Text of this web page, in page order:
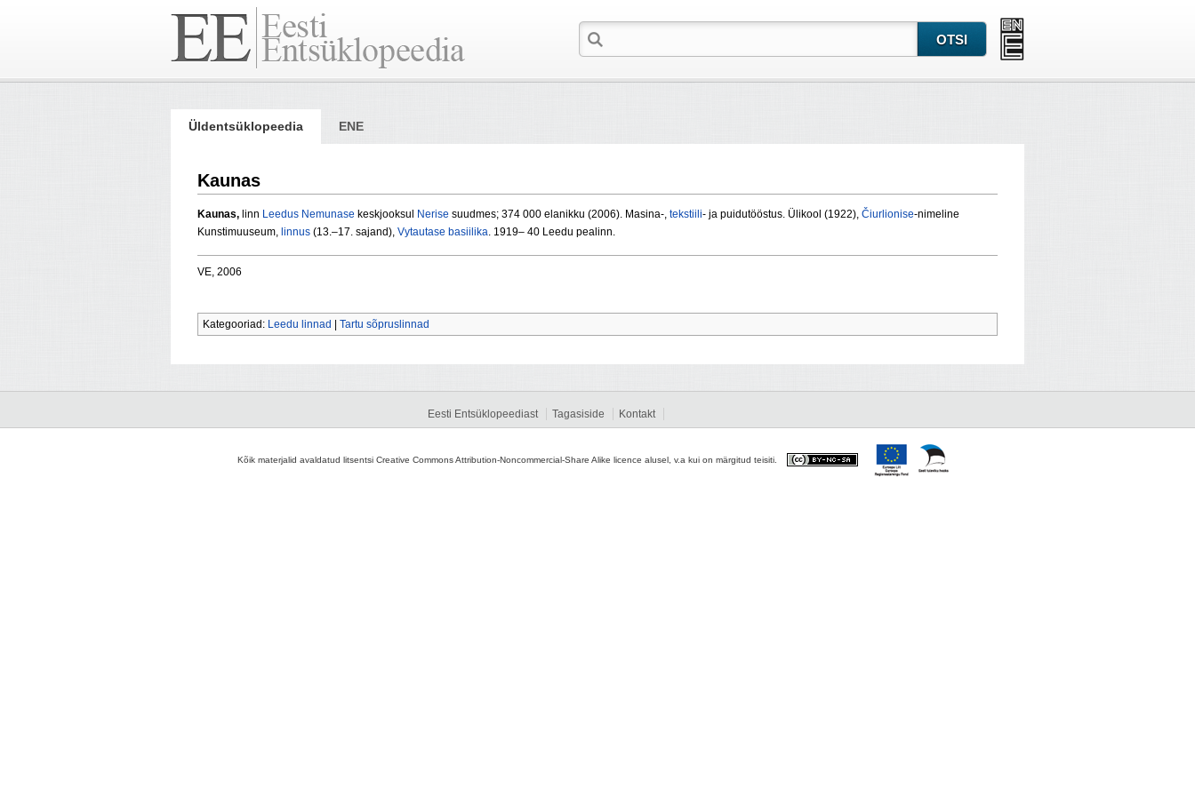
Üldentsüklopeedia ENE
Kaunas
Kaunas, linn Leedus Nemunase keskjooksul Nerise suudmes; 374 000 elanikku (2006). Masina-, tekstiili- ja puidutööstus. Ülikool (1922), Čiurlionise-nimeline
Kunstimuuseum, linnus (13.–17. sajand), Vytautase basiilika. 1919– 40 Leedu pealinn.
VE, 2006
Kategooriad: Leedu linnad Tartu sõpruslinnad
Eesti Entsüklopeediast Tagasiside Kontakt
Kõik materjalid avaldatud litsentsi Creative Commons Attribution-Noncommercial-Share Alike licence alusel, v.a kui on märgitud teisiti.